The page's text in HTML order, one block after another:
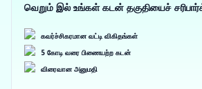
வெறும் இல் உங்கள் கடன் தகுதியைச்
கவர்ச்சிகரமான வட்டி விகிதங்கள்
5 கோடி வரை பிணையற்ற கடன்
விரைவான அனுமதி